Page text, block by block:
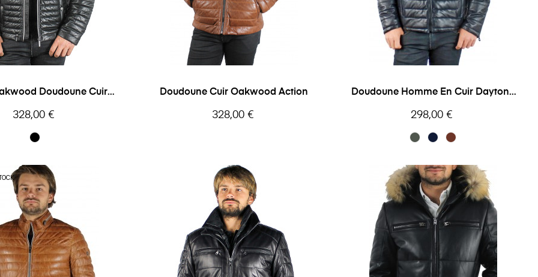
Cuir
Prix
328,00 €
Doudoune Cuir Oakwood Action
Prix
328,00 €
Doudoune Homme En Cuir Daytona
Prix
298,00 €